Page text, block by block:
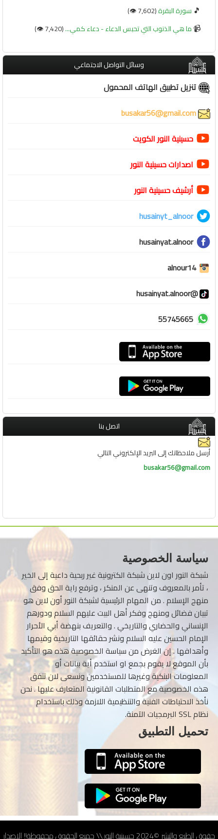
🎵 سورة البقرة(7,602 👁️)
📹ما هي الذنوب التي تحبس الدعاء - دعاء كمي...(7,420 👁️)
وسائل التواصل الاجتماعي
تنزيل تطبيق الهاتف المحمول
حسينية النور الكويت
اصدارات حسينية النور
أرشيف حسينية النور
husainyt_alnoor
husainyat.alnoor
alnour14
@husainyat.alnoor
55745665
اتصل بنا
أرسل ملاحظاتك إلى البريد الإلكتروني التالي
busakar56@gmail.com
سياسة الخصوصية
شبكة النور اون لاين شبكة الكترونية غير ربحية داعية إلى الخير
، تأمر بالمعروف وتنهى عن المنكر ، وترفع راية الحق وفق
منهج الإسلام . من المهام الرئيسية لشبكة النور أون لاين هو
تبيان فضائل ومنهج وفكر أهل البيت عليهم السلام ودورهم
الإنساني والحضاري والتاريخي . والتعريف بنهضة أبي الأحرار
الإمام الحسين عليه السلام ونشر حقائقها التاريخية وقيمها
وأهدافها . إن الغرض من سياسة الخصوصية هذه هو التأكيد
بأن الموقع لا يقوم بجمع او استخدم أية بيانات أو
المعلومات البنكية وغيرها للمستخدمين ونسعى لان تتفق
هذه الخصوصية مع المتطلبات القانونية المتعارف عليها . نحن
نأخذ الاحتياطات الفنية والتنظيمية اللازمة وذلك باستخدام
نظام SSL البرمجيات الآمنة.
تحميل التطبيق
حقوق الطبع والنشر ©2024 حسينية النور.\\ جميع الحقوق محفوظة!! الإصدار